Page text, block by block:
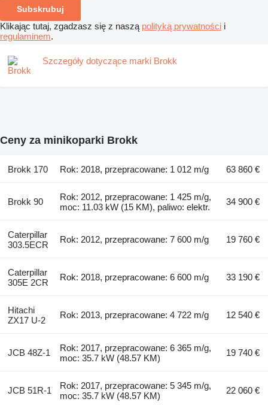
Subskrubuj
Klikając tutaj, zgadzasz się z naszą polityką prywatności i
regulaminem.
Szczegóły dotyczące marki Brokk
Ceny za minikoparki Brokk
Brokk 170 Rok: 2018, przepracowane: 1 012 m/g 63 860 €
Brokk 90
Rok: 2012, przepracowane: 1 425 m/g,
moc: 11.03 kW (15 KM), paliwo: elektr.
34 900 €
Caterpillar
303.5ECR
Rok: 2012, przepracowane: 7 600 m/g 19 760 €
Caterpillar
305E 2CR
Rok: 2018, przepracowane: 6 600 m/g 33 190 €
Hitachi
ZX17 U-2
Rok: 2013, przepracowane: 4 722 m/g 12 540 €
JCB 48Z-1
Rok: 2017, przepracowane: 6 365 m/g,
moc: 35.7 kW (48.57 KM)
19 740 €
JCB 51R-1
Rok: 2017, przepracowane: 5 345 m/g,
moc: 35.7 kW (48.57 KM)
22 060 €